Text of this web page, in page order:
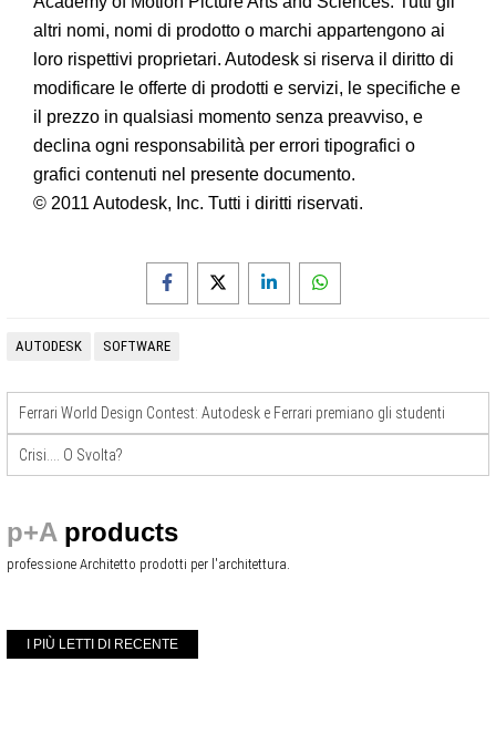
altri nomi, nomi di prodotto o marchi appartengono ai
loro rispettivi proprietari. Autodesk si riserva il diritto di
modificare le offerte di prodotti e servizi, le specifiche e
il prezzo in qualsiasi momento senza preavviso, e
declina ogni responsabilità per errori tipografici o
grafici contenuti nel presente documento.
© 2011 Autodesk, Inc. Tutti i diritti riservati.
AUTODESK SOFTWARE
Ferrari World Design Contest: Autodesk e Ferrari premiano gli studenti
Crisi…. O Svolta?
p+A products
professione Architetto prodotti per l'architettura.
I PIÙ LETTI DI RECENTE